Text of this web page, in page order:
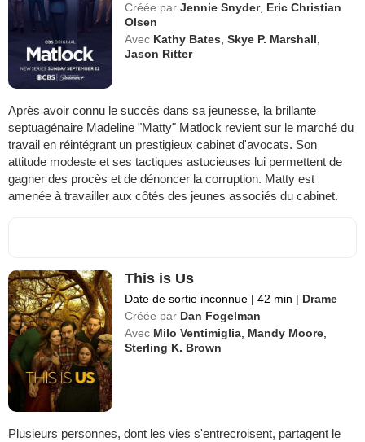
Créée par Jennie Snyder, Eric Christian
Olsen
Avec Kathy Bates ,Skye P. Marshall
Jason Ritter
Après avoir connu le succès dans sa jeunesse, la brillante
septuagénaire Madeline "Matty" Matlock revient sur le marché du
travail en réintégrant un prestigieux cabinet d'avocats. Son
attitude modeste et ses tactiques astucieuses lui permettent de
gagner des procès et de dénoncer la corruption. Matty est
amenée à travailler aux côtés des jeunes associés du cabinet.
This is Us
Date de sortie inconnue | 42 min | Drame
Créée par Dan Fogelman
Avec Milo Ventimiglia Mandy Moore
Sterling K. Brown
Plusieurs personnes, dont les vies s'entrecroisent, partagent le